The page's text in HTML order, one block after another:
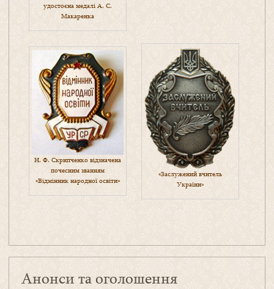
удостоєна медалі А. С.
Макаренка
Н. Ф. Скрипченко відзначена
почесним званням
«Відмінник народної освіти»
«Заслужений вчитель
України»
Анонси та оголошення